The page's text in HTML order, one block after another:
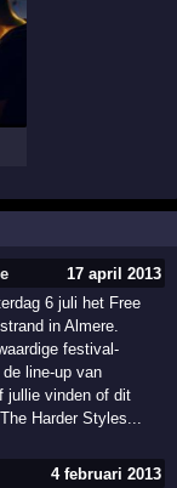
17 april 2013
6 juli het Free
in Almere.
festival-
line-up van
jullie vinden of dit
Harder Styles...
4 februari 2013